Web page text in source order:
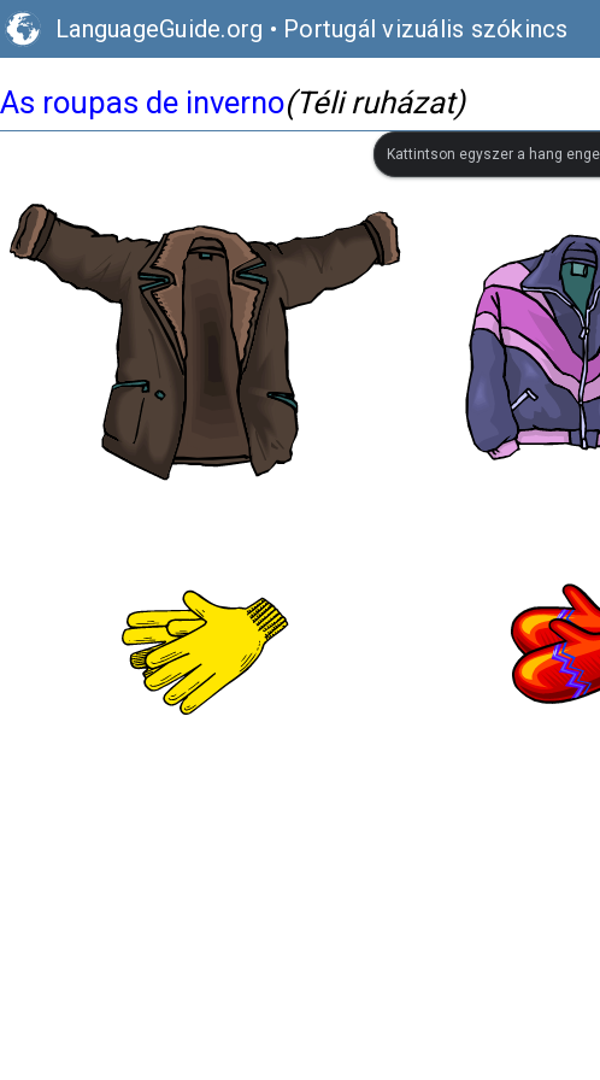
LanguageGuide.org • Portugál vizuális szókincs
As roupas de inverno(Téli ruházat)
Kattintson egyszer a hang